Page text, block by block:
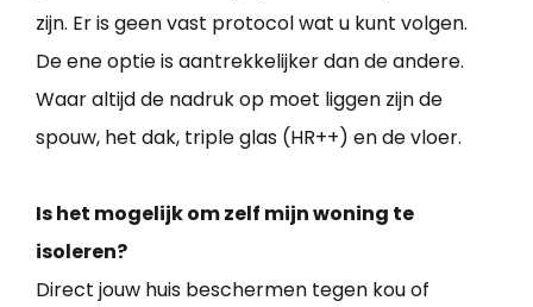
zijn. Er is geen vast protocol wat u kunt volgen.
De ene optie is aantrekkelijker dan de andere.
Waar altijd de nadruk op moet liggen zijn de
spouw, het dak, triple glas (HR++) en de vloer.
Is het mogelijk om zelf mijn woning te
isoleren?
Direct jouw huis beschermen tegen kou of